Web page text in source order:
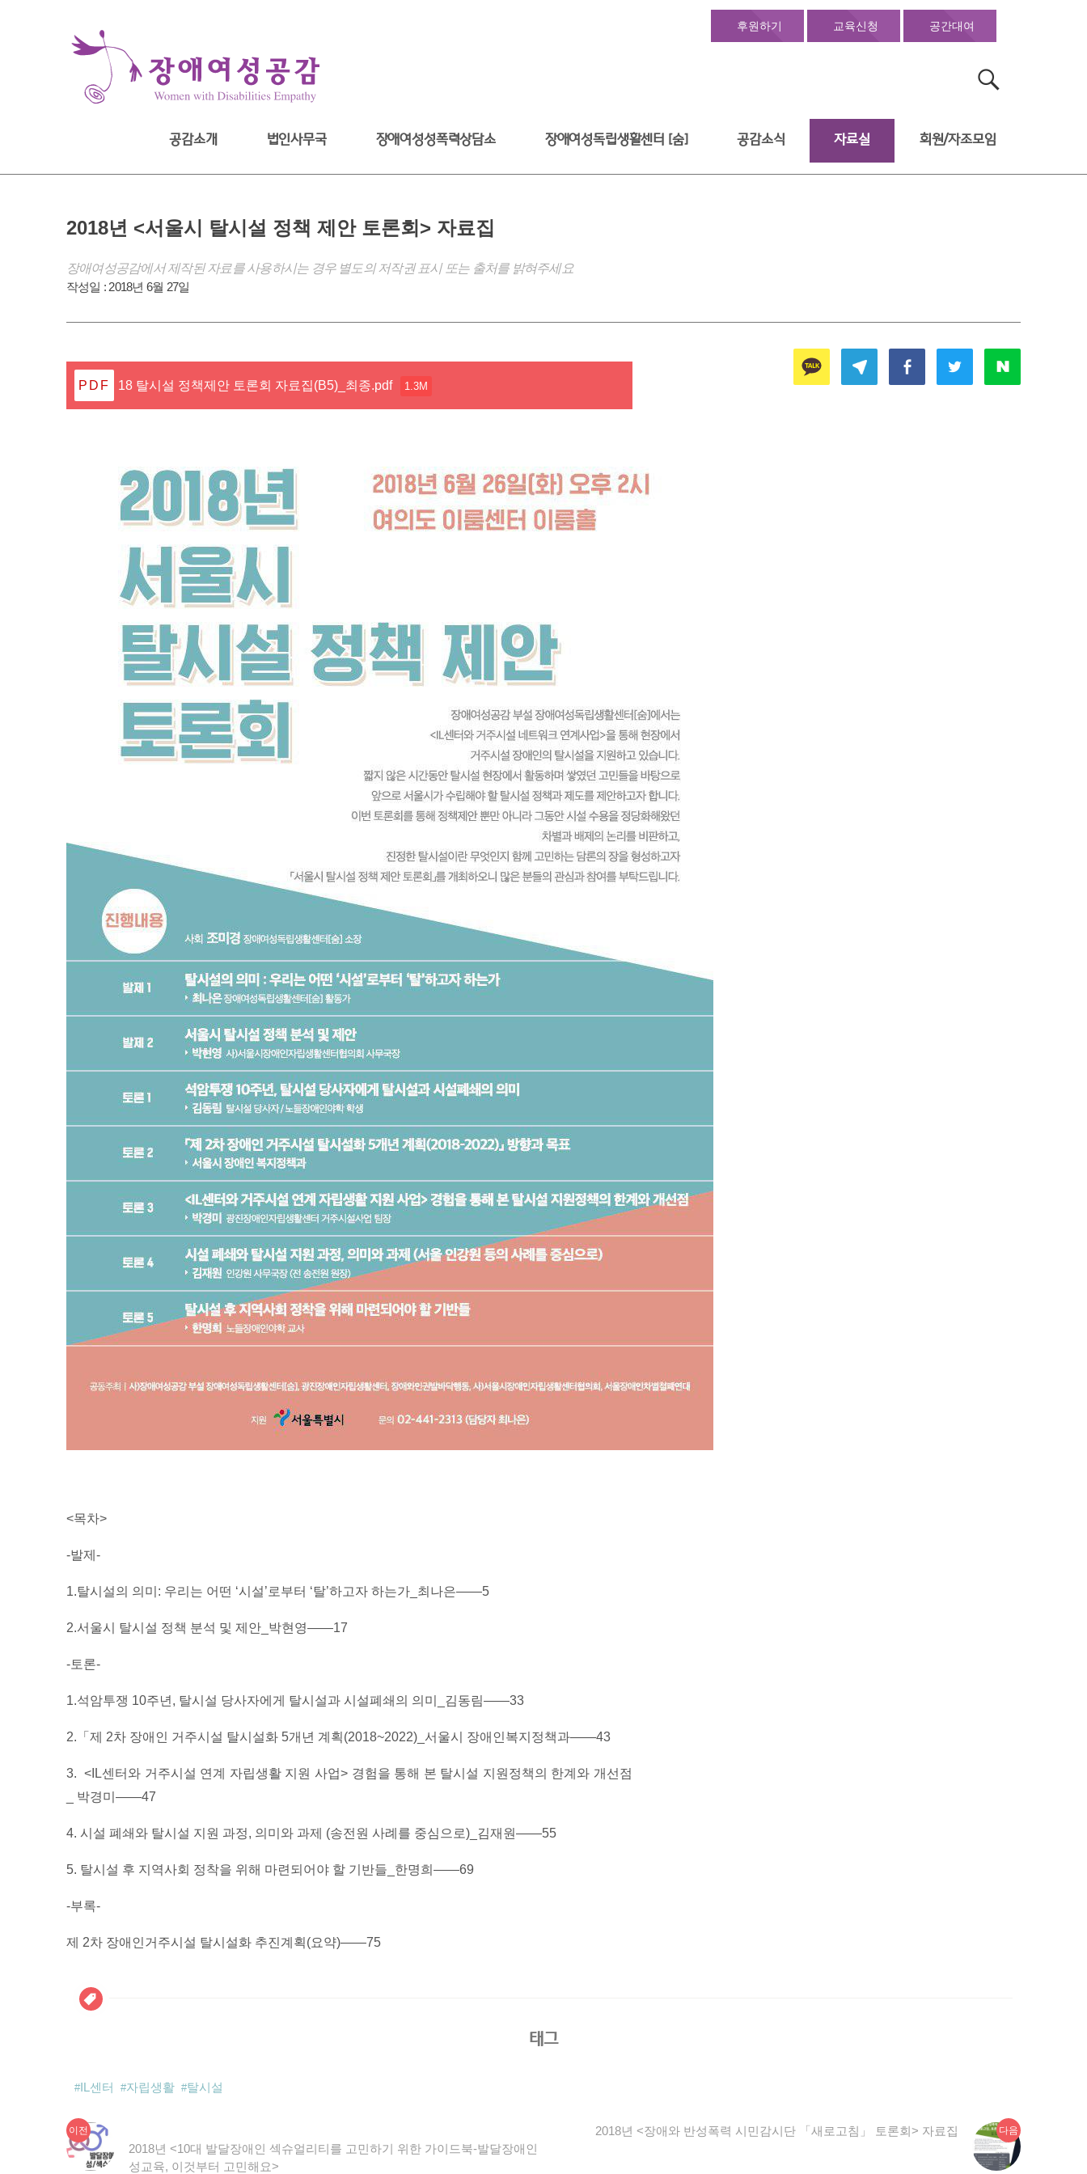
후원하기 교육신청 공간대여
공감소개 법인사무국 장애여성성폭력상담소 장애여성독립생활센터 [숨] 공감소식 자료실 회원/자조모임
2018년 <서울시 탈시설 정책 제안 토론회> 자료집
장애여성공감에서 제작된 자료를 사용하시는 경우 별도의 저작권 표시 또는 출처를 밝혀주세요
작성일 : 2018년 6월 27일
18 탈시설 정책제안 토론회 자료집(B5)_최종.pdf 1.3M
<목차>
-발제-
1.탈시설의 의미: 우리는 어떤 ‘시설’로부터 ‘탈’하고자 하는가_최나은——5
2.서울시 탈시설 정책 분석 및 제안_박현영——17
-토론-
1.석암투쟁 10주년, 탈시설 당사자에게 탈시설과 시설폐쇄의 의미_김동림——33
2.「제 2차 장애인 거주시설 탈시설화 5개년 계획(2018~2022)_서울시 장애인복지정책과——43
3. <IL센터와 거주시설 연계 자립생활 지원 사업> 경험을 통해 본 탈시설 지원정책의 한계와 개선점
_ 박경미——47
4. 시설 폐쇄와 탈시설 지원 과정, 의미와 과제 (송전원 사례를 중심으로)_김재원——55
5. 탈시설 후 지역사회 정착을 위해 마련되어야 할 기반들_한명희——69
-부록-
제 2차 장애인거주시설 탈시설화 추진계획(요약)——75
태그
IL센터 자립생활 탈시설
글
탐
이전
이
전
글:
2018년 <10대 발달장애인 섹슈얼리티를 고민하기 위한 가이드북-발달장애인
성교육, 이것부터 고민해요>
다음 다
음
2018년 <장애와 반성폭력 시민감시단 「새로고침」 토론회> 자료집